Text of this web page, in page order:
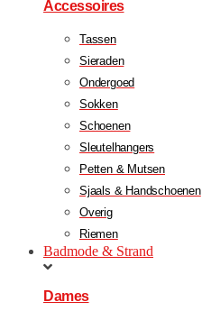
Accessoires
Tassen
Sieraden
Ondergoed
Sokken
Schoenen
Sleutelhangers
Petten & Mutsen
Sjaals & Handschoenen
Overig
Riemen
Badmode & Strand
Dames